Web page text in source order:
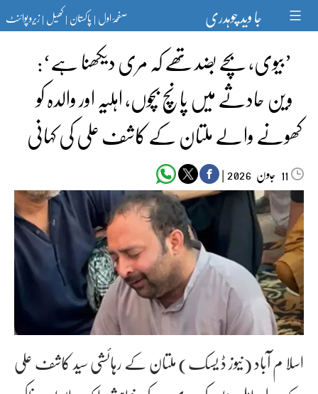
content جا وید چوہدری صفحۂ اول|پاکستان|کھیل|زیرو پوائنٹ
’بیوی، بچے بضد تھے کہ مری دیکھنا ہے‘:
وین حادثے میں پانچ بچوں، اہلیہ اور والدہ کو
کھونے والے ملتان کے کاشف علی کی کہانی
11 جون‬‮ |
اسلا م آباد (نیوز ڈ یسک) ملتان کے رہائشی سید کاشف علی